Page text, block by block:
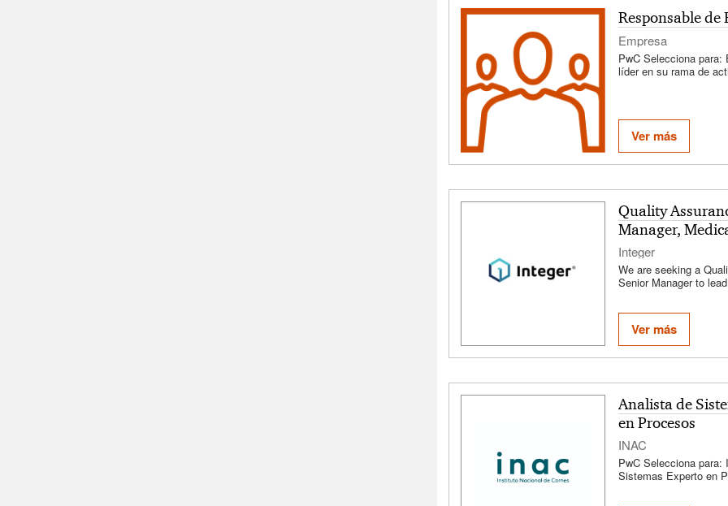
Responsable de
Empresa
PwC Selecciona para:
líder en su rama de
Ver más
Quality
Manager,
Integer
We are seeking a
Senior Manager to
and components.
Ver más
Analista de
en Procesos
INAC
PwC Selecciona para:
Sistemas Experto en